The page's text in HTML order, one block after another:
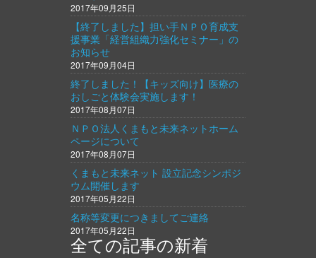
2017年09月25日
【終了しました】担い手ＮＰＯ育成支
援事業「経営組織力強化セミナー」の
お知らせ
2017年09月04日
終了しました！【キッズ向け】医療の
おしごと体験会実施します！
2017年08月07日
ＮＰＯ法人くまもと未来ネットホーム
ページについて
2017年08月07日
くまもと未来ネット 設立記念シンポジ
ウム開催します
2017年05月22日
名称等変更につきましてご連絡
2017年05月22日
全ての記事の新着